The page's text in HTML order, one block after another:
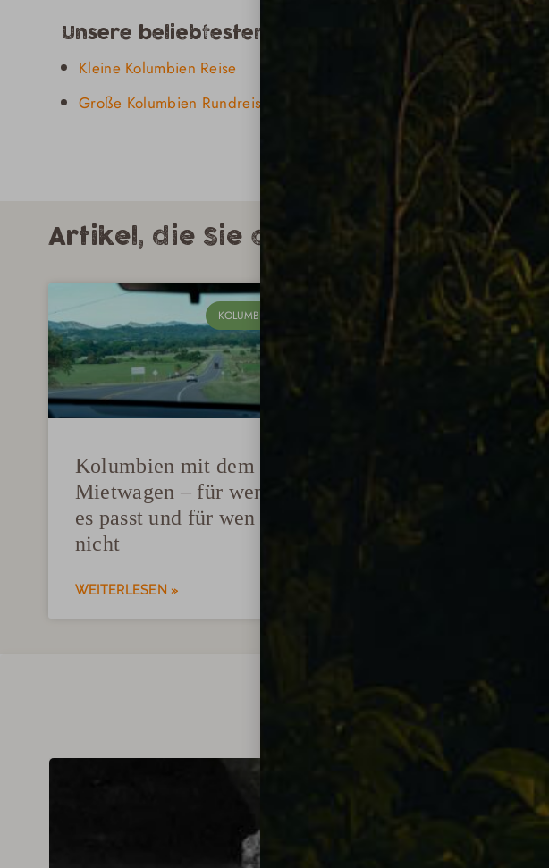
Unsere beliebtesten Kolumbien-Reisen
Kleine Kolumbien Reise
Große Kolumbien Rundreise
Artikel, die Sie auch interessieren
KOLUMBIEN
Kolumbien mit dem
Mietwagen – für wen
es passt und für wen
nicht
WEITERLESEN »
Kolumbien-
ehrlich gesagt selten
Unsere